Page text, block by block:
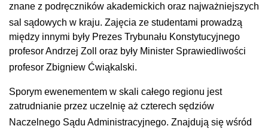
znane z podręczników akademickich oraz najważniejszych
sal sądowych w kraju. Zajęcia ze studentami prowadzą
między innymi były Prezes Trybunału Konstytucyjnego
profesor Andrzej Zoll oraz były Minister Sprawiedliwości
profesor Zbigniew Ćwiąkalski.
Sporym ewenementem w skali całego regionu jest
zatrudnianie przez uczelnię aż czterech sędziów
Naczelnego Sądu Administracyjnego. Znajdują się wśród